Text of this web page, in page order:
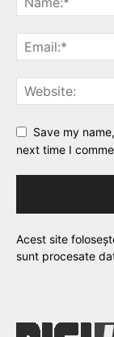
Save my
next time I
Acest site
sunt procesate